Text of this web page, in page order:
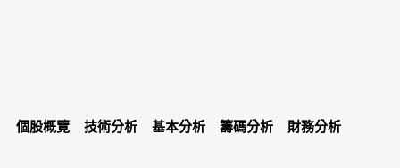
個股概覽 技術分析 基本分析 籌碼分析 財務分析